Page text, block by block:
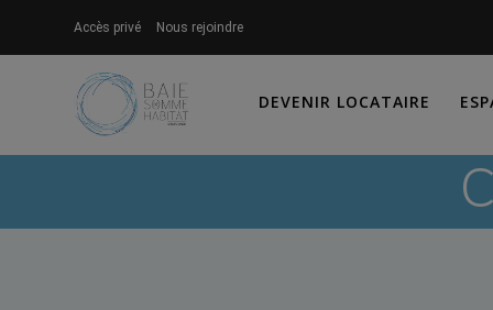
Accès privé Nous rejoindre
DEVENIR LOCATAIRE